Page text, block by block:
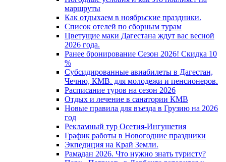
маршруты
Как отдыхаем в ноябрьские праздники.
Список отелей по сборным турам
Цветущие маки Дагестана ждут вас весной
2026 года.
Ранее бронирование Сезон 2026! Скидка 10
%
Субсидированные авиабилеты в Дагестан,
Чечню, КМВ. для молодежи и пенсионеров.
Расписание туров на сезон 2026
Отдых и лечение в санатории КМВ
Новые правила для въезда в Грузию на 2026
год
Рекламный тур Осетия-Ингушетия
График работы в Новогодние праздники
Экпедиция на Край Земли.
Рамадан 2026. Что нужно знать туристу?